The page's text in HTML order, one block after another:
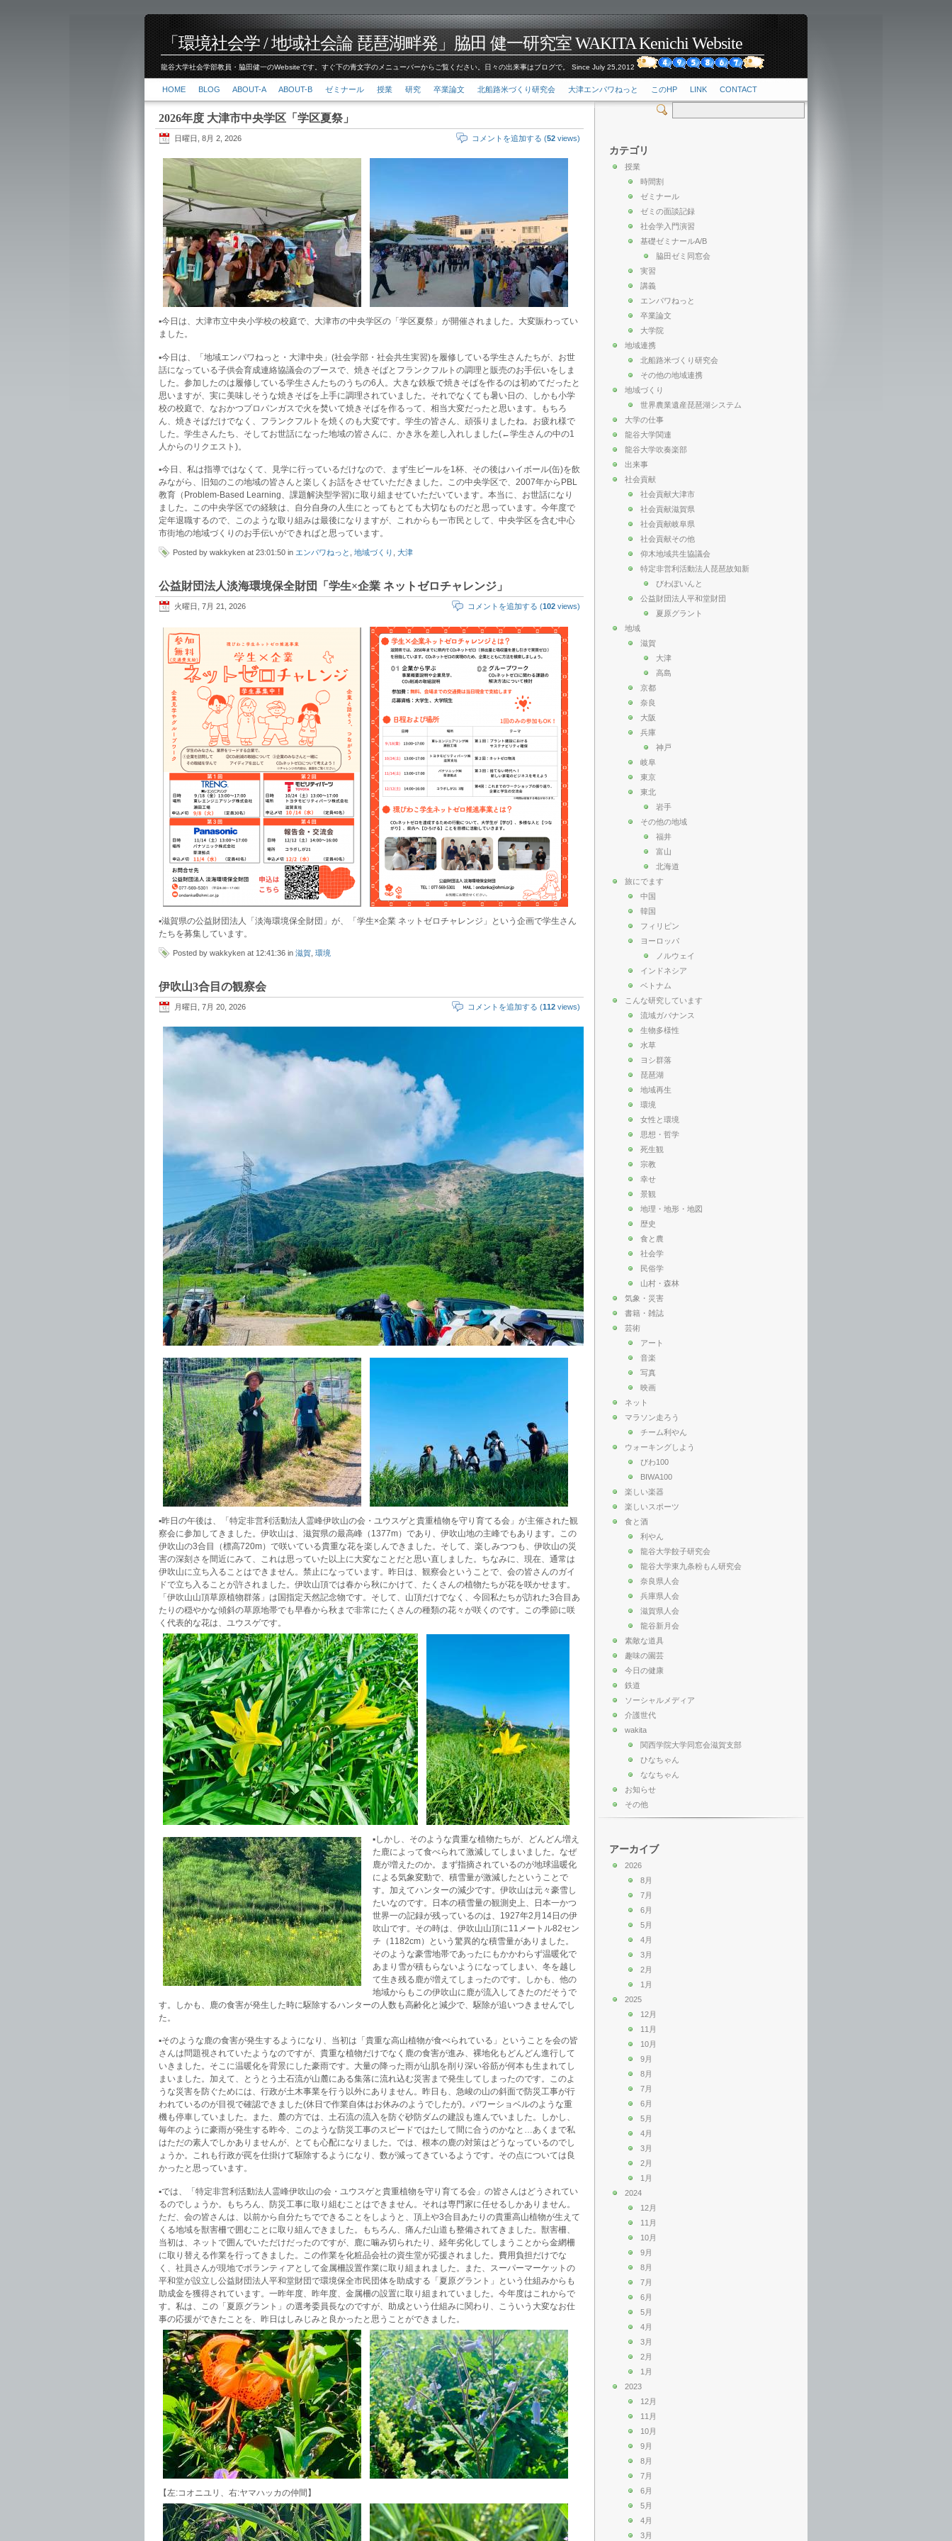
「環境社会学 / 地域社会論 琵琶湖畔発」脇田 健一研究室 WAKITA Kenichi Website
龍谷大学社会学部教員・脇田健一のWebsiteです。すぐ下の青文字のメニューバーからご覧ください。日々の出来事はブログで。 Since July 25,2012
HOME BLOG ABOUT-A ABOUT-B ゼミナール 授業 研究 卒業論文 北船路米づくり研究会 大津エンパワねっと このHP LINK CONTACT
2026年度 大津市中央学区「学区夏祭」
日曜日, 8月 2, 2026 コメントを追加する (52 views)
▪️今日は、大津市立中央小学校の校庭で、大津市の中央学区の「学区夏祭」が開催されました。大変賑わってい
ました。
▪️今日は、「地域エンパワねっと・大津中央」(社会学部・社会共生実習)を履修している学生さんたちが、お世
話になっている子供会育成連絡協議会のブースで、焼きそばとフランクフルトの調理と販売のお手伝いをしま
した。参加したのは履修している学生さんたちのうちの6人。大きな鉄板で焼きそばを作るのは初めてだったと
思いますが、実に美味しそうな焼きそばを上手に調理されていました。それでなくても暑い日の、しかも小学
校の校庭で、なおかつプロパンガスで火を焚いて焼きそばを作るって、相当大変だったと思います。もちろ
ん、焼きそばだけでなく、フランクフルトを焼くのも大変です。学生の皆さん、頑張りましたね。お疲れ様で
した。学生さんたち、そしてお世話になった地域の皆さんに、かき氷を差し入れしました(←学生さんの中の1
人からのリクエスト)。
▪️今日、私は指導ではなくて、見学に行っているだけなので、まず生ビールを1杯、その後はハイボール(缶)を飲
みながら、旧知のこの地域の皆さんと楽しくお話をさせていただきました。この中央学区で、2007年からPBL
教育（Problem-Based Learning、課題解決型学習)に取り組ませていただいています。本当に、お世話になり
ました。この中央学区での経験は、自分自身の人生にとってもとても大切なものだと思っています。今年度で
定年退職するので、このような取り組みは最後になりますが、これからも一市民として、中央学区を含む中心
市街地の地域づくりのお手伝いができればと思っています。
Posted by wakkyken at 23:01:50 in エンパワねっと 地域づくり 大津
公益財団法人淡海環境保全財団「学生×企業 ネットゼロチャレンジ」
火曜日, 7月 21, 2026 コメントを追加する (102 views)
▪️滋賀県の公益財団法人「淡海環境保全財団」が、「学生×企業 ネットゼロチャレンジ」という企画で学生さん
たちを募集しています。
Posted by wakkyken at 12:41:36 in 滋賀 環境
伊吹山3合目の観察会
月曜日, 7月 20, 2026 コメントを追加する (112 views)
▪️昨日の午後は、「特定非営利活動法人霊峰伊吹山の会・ユウスゲと貴重植物を守り育てる会」が主催された観
察会に参加してきました。伊吹山は、滋賀県の最高峰（1377m）であり、伊吹山地の主峰でもあります。この
伊吹山の3合目（標高720m）で咲いている貴重な花を楽しんできました。そして、楽しみつつも、伊吹山の災
害の深刻さを間近にみて、これは思っていた以上に大変なことだと思い直しました。ちなみに、現在、通常は
伊吹山に立ち入ることはできません。禁止になっています。昨日は、観察会ということで、会の皆さんのガイ
ドで立ち入ることが許されました。伊吹山頂では春から秋にかけて、たくさんの植物たちが花を咲かせます。
「伊吹山山頂草原植物群落」は国指定天然記念物です。そして、山頂だけでなく、今回私たちが訪れた3合目あ
たりの穏やかな傾斜の草原地帯でも早春から秋まで非常にたくさんの種類の花々が咲くのです。この季節に咲
く代表的な花は、ユウスゲです。
▪️しかし、そのような貴重な植物たちが、どんどん増え
た鹿によって食べられて激減してしまいました。なぜ
鹿が増えたのか。まず指摘されているのが地球温暖化
による気象変動で、積雪量が激減したということで
す。加えてハンターの減少です。伊吹山は元々豪雪し
たいなのです。日本の積雪量の観測史上、日本一かつ
世界一の記録が残っているのは、1927年2月14日の伊
吹山です。その時は、伊吹山山頂に11メートル82セン
チ（1182cm）という驚異的な積雪量がありました。
そのような豪雪地帯であったにもかかわらず温暖化で
あまり雪が積もらないようになってしまい、冬を越し
て生き残る鹿が増えてしまったのです。しかも、他の
地域からもこの伊吹山に鹿が流入してきたのだそうで
す。しかも、鹿の食害が発生した時に駆除するハンターの人数も高齢化と減少で、駆除が追いつきませんでし
た。
▪️そのような鹿の食害が発生するようになり、当初は「貴重な高山植物が食べられている」ということを会の皆
さんは問題視されていたようなのですが、貴重な植物だけでなく鹿の食害が進み、裸地化もどんどん進行して
いきました。そこに温暖化を背景にした豪雨です。大量の降った雨が山肌を削り深い谷筋が何本も生まれてし
まいました。加えて、とうとう土石流が山麓にある集落に流れ込む災害まで発生してしまったのです。このよ
うな災害を防ぐためには、行政が土木事業を行う以外にありません。昨日も、急峻の山の斜面で防災工事が行
われているのが目視で確認できました(休日で作業自体はお休みのようでしたが)。パワーショベルのような重
機も停車していました。また、麓の方では、土石流の流入を防ぐ砂防ダムの建設も進んでいました。しかし、
毎年のように豪雨が発生する昨今、このような防災工事のスピードではたして間に合うのかなと…あくまで私
はただの素人でしかありませんが、とても心配になりました。では、根本の鹿の対策はどうなっているのでし
ょうか。これも行政が罠を仕掛けて駆除するようになり、数が減ってきているようです。その点については良
かったと思っています。
▪️では、「特定非営利活動法人霊峰伊吹山の会・ユウスゲと貴重植物を守り育てる会」の皆さんはどうされてい
るのでしょうか。もちろん、防災工事に取り組むことはできません。それは専門家に任せるしかありません。
ただ、会の皆さんは、以前から自分たちでできることをしようと、頂上や3合目あたりの貴重高山植物が生えて
くる地域を獣害柵で囲むことに取り組んできました。もちろん、痛んだ山道も整備されてきました。獣害柵、
当初は、ネットで囲んでいただけだったのですが、鹿に噛み切られたり、経年劣化してしまうことから金網柵
に取り替える作業を行ってきました。この作業を化粧品会社の資生堂が応援されました。費用負担だけでな
く、社員さんが現地でボランティアとして金属柵設置作業に取り組まれました。また、スーパーマーケットの
平和堂が設立し公益財団法人平和堂財団で環境保全市民団体を助成する「夏原グラント」という仕組みからも
助成金を獲得されています。一昨年度、昨年度、金属柵の設置に取り組まれていました。今年度はこれからで
す。私は、この「夏原グラント」の選考委員長なのですが、助成という仕組みに関わり、こういう大変なお仕
事の応援ができたことを、昨日はしみじみと良かったと思うことができました。
【左:コオニユリ、右:ヤマハッカの仲間】
カテゴリ
授業
時間割
ゼミナール
ゼミの面談記録
社会学入門演習
基礎ゼミナールA/B
脇田ゼミ同窓会
実習
講義
エンパワねっと
卒業論文
大学院
地域連携
北船路米づくり研究会
その他の地域連携
地域づくり
世界農業遺産琵琶湖システム
大学の仕事
龍谷大学関連
龍谷大学吹奏楽部
出来事
社会貢献
社会貢献大津市
社会貢献滋賀県
社会貢献岐阜県
社会貢献その他
仰木地域共生協議会
特定非営利活動法人琵琶故知新
びわぽいんと
公益財団法人平和堂財団
夏原グラント
地域
滋賀
大津
高島
京都
奈良
大阪
兵庫
神戸
岐阜
東京
東北
岩手
その他の地域
福井
富山
北海道
旅にでます
中国
韓国
フィリピン
ヨーロッパ
ノルウェイ
インドネシア
ベトナム
こんな研究しています
流域ガバナンス
生物多様性
水草
ヨシ群落
琵琶湖
地域再生
環境
女性と環境
思想・哲学
死生観
宗教
幸せ
景観
地理・地形・地図
歴史
食と農
社会学
民俗学
山村・森林
気象・災害
書籍・雑誌
芸術
アート
音楽
写真
映画
ネット
マラソン走ろう
チーム利やん
ウォーキングしよう
びわ100
BIWA100
楽しい楽器
楽しいスポーツ
食と酒
利やん
龍谷大学餃子研究会
龍谷大学東九条粉もん研究会
奈良県人会
兵庫県人会
滋賀県人会
龍谷新月会
素敵な道具
趣味の園芸
今日の健康
鉄道
ソーシャルメディア
介護世代
wakita
関西学院大学同窓会滋賀支部
ひなちゃん
ななちゃん
お知らせ
その他
アーカイブ
2026
8月
7月
6月
5月
4月
3月
2月
1月
2025
12月
11月
10月
9月
8月
7月
6月
5月
4月
3月
2月
1月
2024
12月
11月
10月
9月
8月
7月
6月
5月
4月
3月
2月
1月
2023
12月
11月
10月
9月
8月
7月
6月
5月
4月
3月